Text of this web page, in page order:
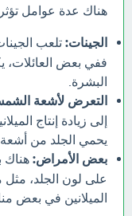
هناك عدة عوامل تؤثر
الجينات: تلعب
ففي بعض العائلات،
البشرة.
التعرض لأشعة
إلى زيادة إنتاج
يحمي الجلد من
بعض الأمراض: هناك
على لون الجلد،
الميلانين في بعض